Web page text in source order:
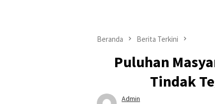
Beranda Berita Terkini
Puluhan
Tindak
Admin